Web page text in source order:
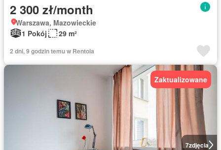
2 300 zł/month
Warszawa, Mazowieckie
1 Pokój
29 m²
2 dni, 9 godzin temu w Rentola
7zdjęcia
Zaktualizowane